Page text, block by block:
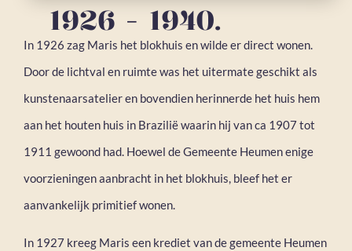
1926 - 1940.
In 1926 zag Maris het blokhuis en wilde er direct wonen.
Door de lichtval en ruimte was het uitermate geschikt als
kunstenaarsatelier en bovendien herinnerde het huis hem
aan het houten huis in Brazilië waarin hij van ca 1907 tot
1911 gewoond had. Hoewel de Gemeente Heumen enige
voorzieningen aanbracht in het blokhuis, bleef het er
aanvankelijk primitief wonen.
In 1927 kreeg Maris een krediet van de gemeente Heumen